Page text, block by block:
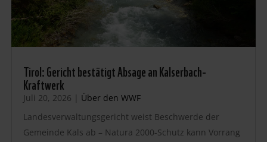
Tirol: Gericht bestätigt Absage an Kalserbach-
Kraftwerk
Juli 20, 2026 | Über den WWF
Landesverwaltungsgericht weist Beschwerde der
Gemeinde Kals ab – Natura 2000-Schutz kann Vorrang